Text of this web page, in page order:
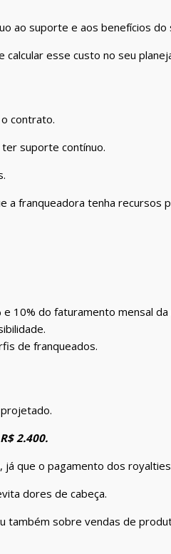
ao suporte e aos benefícios do
esse custo no seu
contrato.
ter suporte contínuo.
franqueadora tenha recursos
10% do faturamento mensal da
de franqueados.
2.400.
que o pagamento dos
dores de cabeça.
sobre vendas de